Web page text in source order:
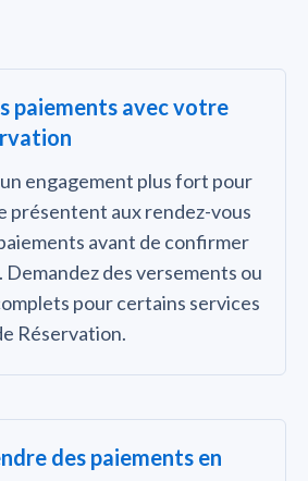
paiements avec votre
engagement plus fort pour
présentent aux rendez-vous
avant de confirmer
Demandez des versements ou
pour certains services
Réservation.
des paiements en